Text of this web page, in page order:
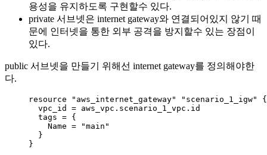
용성을 유지하도록 구현할수 있다.
private 서브넷은 internet gateway와 연결되어있지 않기 때
문에 인터넷을 통한 외부 공격을 방지할수 있는 장점이
있다.
public 서브넷을 만들기 위해선 internet gateway를 정의해야한
다.
resource "aws_internet_gateway" "scenario_1_igw"
{
vpc_id = aws_vpc . scenario_1_vpc . id
tags = {
Name = "main "
}
}